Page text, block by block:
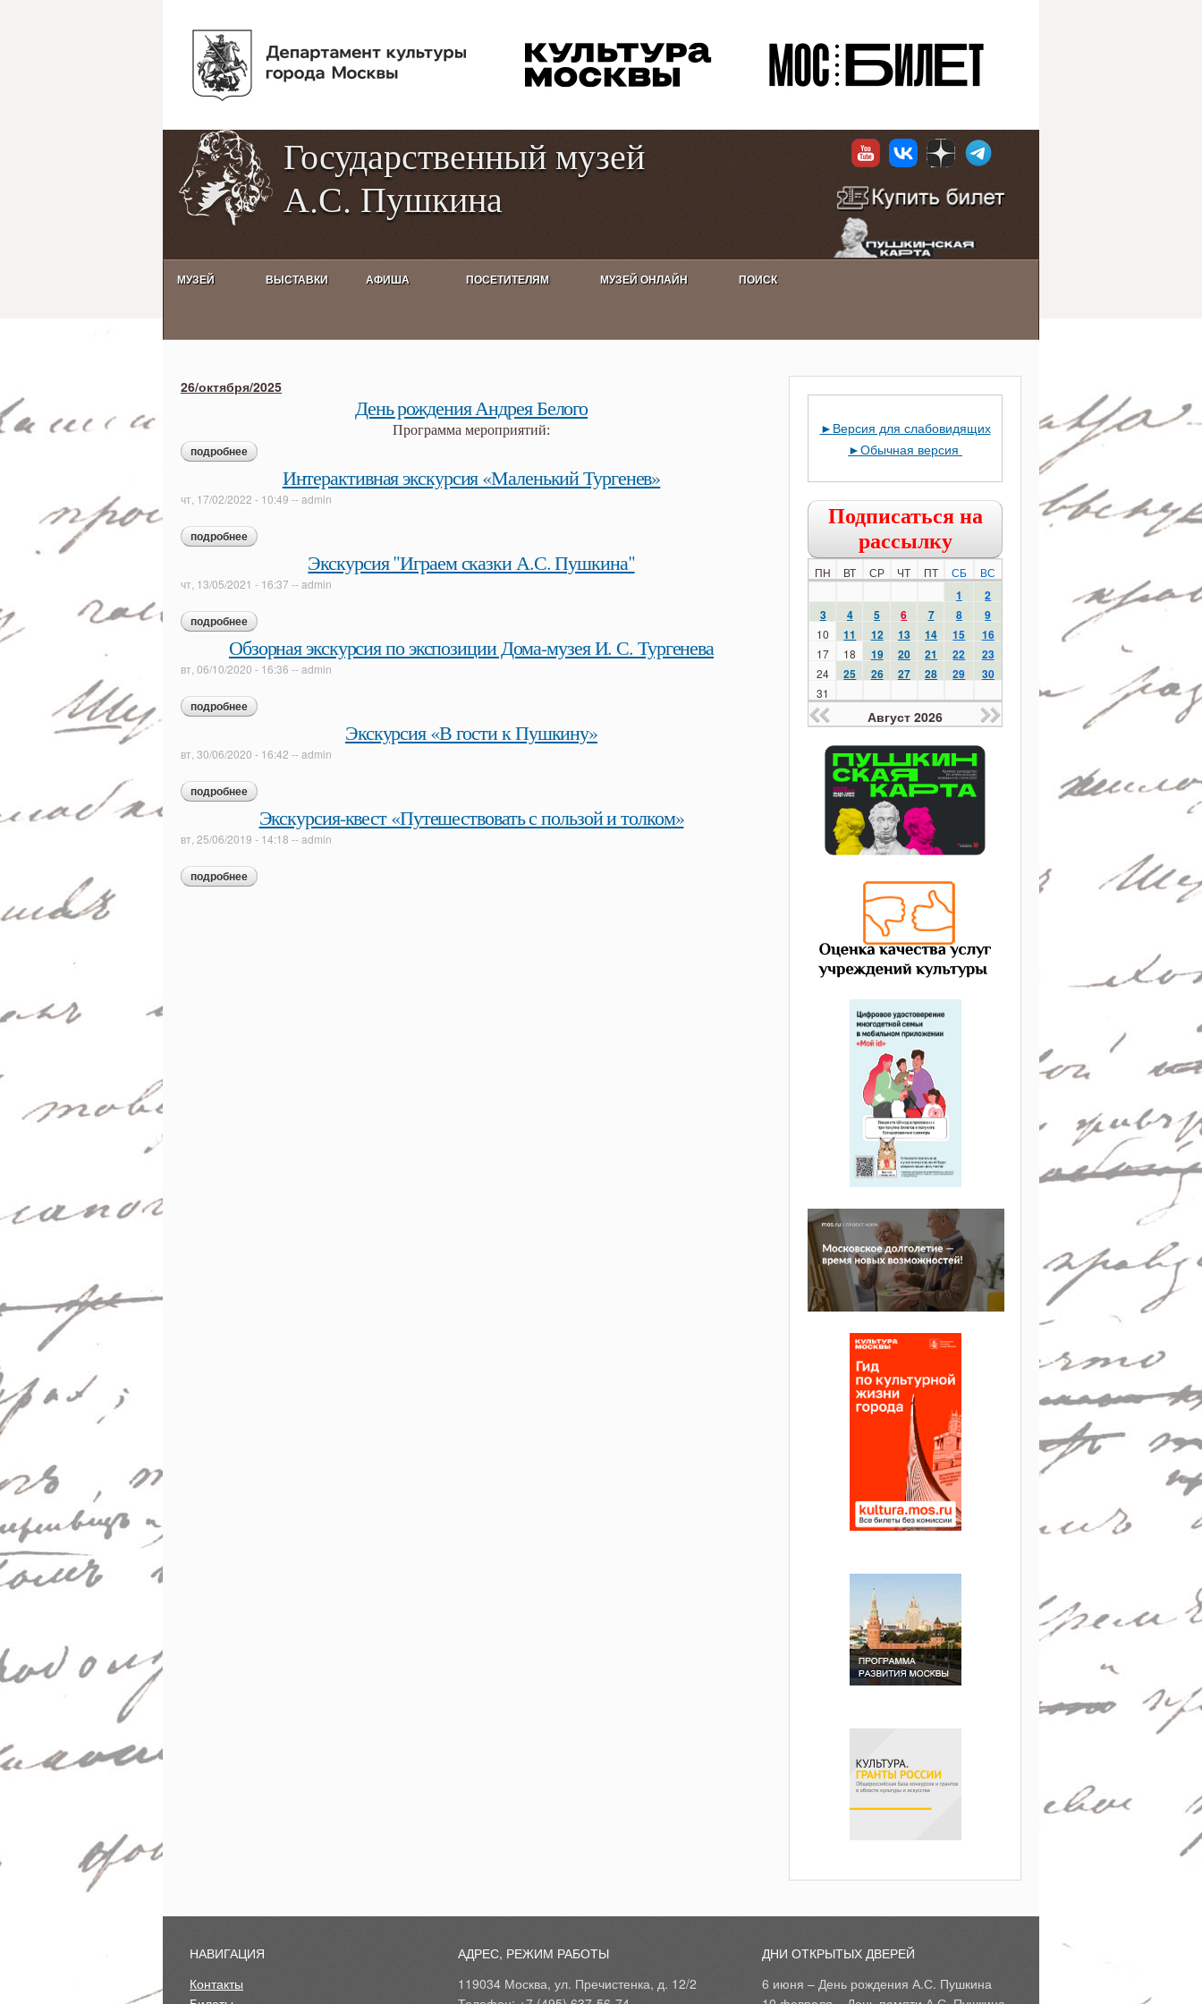
содержанию
contrast
Государственный музей
А.С. Пушкина
МУЗЕЙ ВЫСТАВКИ АФИША ПОСЕТИТЕЛЯМ МУЗЕЙ ОНЛАЙН ПОИСК
Activities calendar
26/октября/2025
День рождения Андрея Белого
Программа мероприятий:
подробнее о день рождения андрея белого
Интерактивная экскурсия «Маленький Тургенев»
чт, 17/02/2022 - 10:49 --admin
подробнее о интерактивная экскурсия «маленький тургенев»
Экскурсия "Играем сказки А.С. Пушкина"
чт, 13/05/2021 - 16:37 --admin
подробнее о экскурсия "играем сказки а.с. пушкина"
Обзорная экскурсия по экспозиции Дома-музея И. С. Тургенева
вт, 06/10/2020 - 16:36 --admin
подробнее о обзорная экскурсия по экспозиции дома-музея и. с. тургенева
Экскурсия «В гости к Пушкину»
вт, 30/06/2020 - 16:42 --admin
подробнее о экскурсия «в гости к пушкину»
Экскурсия-квест «Путешествовать с пользой и толком»
вт, 25/06/2019 - 14:18 --admin
подробнее о экскурсия-квест «путешествовать с пользой и толком»
► Версия для слабовидящих
►Обычная версия
Подписаться на
рассылку
ПН ВТ СР ЧТ ПТ СБ ВС
1
2
3
4 5 6 7 8 9
10 11 12 13 14 15 16
17 18 19 20 21 22 23
24 25 26 27 28 29 30
31
Август 2026
НАВИГАЦИЯ
Контакты
АДРЕС, РЕЖИМ РАБОТЫ
119034 Москва, ул. Пречистенка, д. 12/2
ДНИ ОТКРЫТЫХ ДВЕРЕЙ
6 июня – День рождения А.С. Пушкина